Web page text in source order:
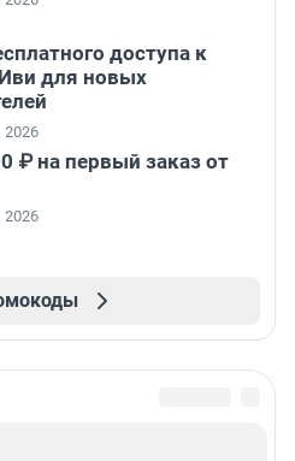
доступа к
для новых
2026
₽ на первый заказ от
2026